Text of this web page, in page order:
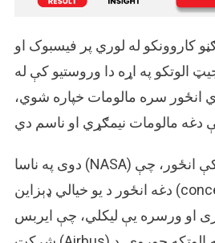
شوي.
کاروونکو له لوري پر فیسبوک او
الوتکو په اړه دا وروستیو کې له
انځور سره مالومات خپاره شوي،
دوی په ناسا (NASA) پورې اړوند د یوې الوتکې انځور، چې
دغه انځور د یو خیالي ډېزاین (conceptual design) په
او ورسره یې لیکلي، چې ایربس